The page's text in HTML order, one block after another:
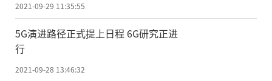
2021-09-29 11:35:55
5G演进路径正式提上日程 6G研究正进
行
2021-09-28 13:46:32